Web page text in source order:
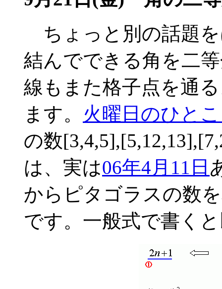
ちょっと別の話題
結んでできる角を二
線もまた格子点を通
ます。 火曜日のひと
の数
は、実は06年4月11日
からピタゴラスの数
です。一般式で書く